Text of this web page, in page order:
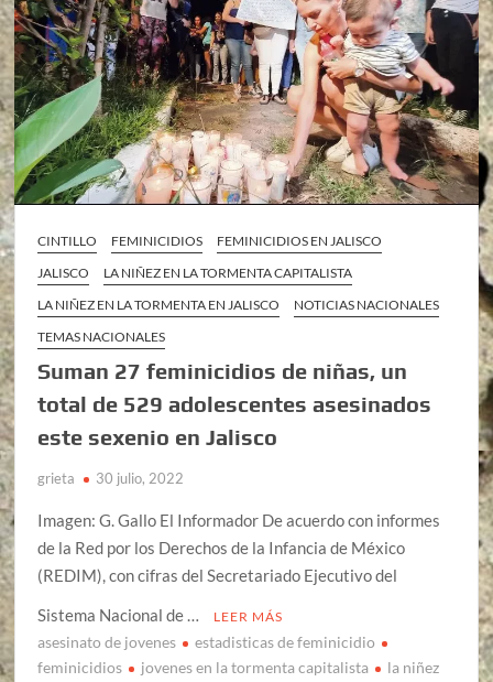
CINTILLO FEMINICIDIOS
FEMINICIDIOS EN JALISCO
JALISCO
LA NIÑEZ EN LA TORMENTA CAPITALISTA
LA NIÑEZ EN LA TORMENTA EN JALISCO
NOTICIAS NACIONALES
TEMAS NACIONALES
Suman 27 feminicidios de niñas, un
total de 529 adolescentes asesinados
este sexenio en Jalisco
grieta 30 julio, 2022
Imagen: G. Gallo El Informador De acuerdo con informes
de la Red por los Derechos de la Infancia de México
(REDIM), con cifras del Secretariado Ejecutivo del
Sistema Nacional de …
LEER MÁS
asesinato de jovenes
estadisticas de feminicidio
feminicidios
jovenes en la tormenta capitalista
la niñez